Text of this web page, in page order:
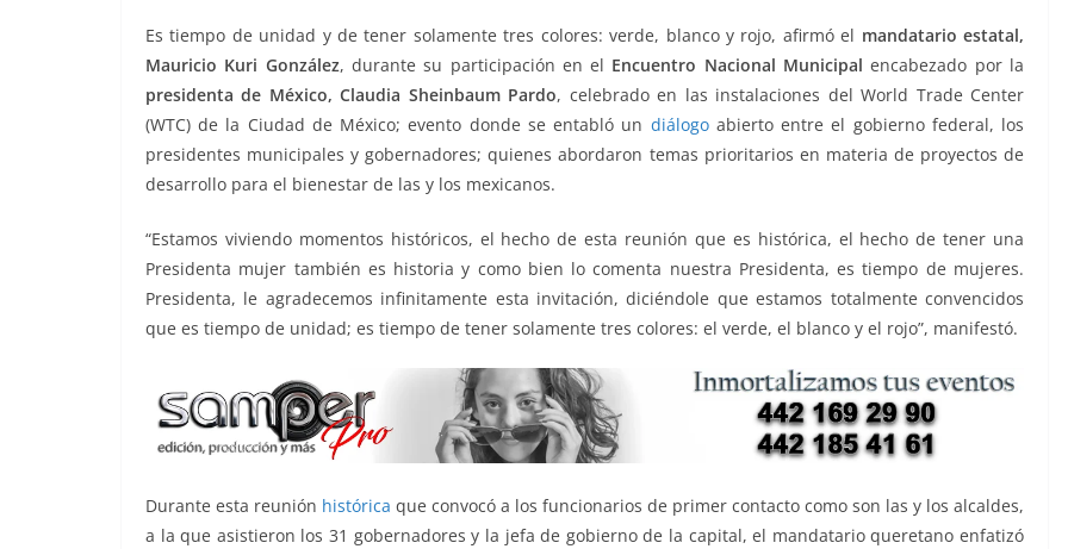
o
o
k
p
p
n
k
m
Es tiempo de unidad y de tener solamente tres colores: verde, blanco y rojo, afirmó el mandatario estatal,
Mauricio Kuri González, durante su participación en el Encuentro Nacional Municipal encabezado por la
presidenta de México, Claudia Sheinbaum Pardo, celebrado en las instalaciones del World Trade Center
(WTC) de la Ciudad de México; evento donde se entabló un diálogoabierto entre el gobierno federal, los
presidentes municipales y gobernadores; quienes abordaron temas prioritarios en materia de proyectos de
desarrollo para el bienestar de las y los mexicanos.
“Estamos viviendo momentos históricos, el hecho de esta reunión que es histórica, el hecho de tener una
Presidenta mujer también es historia y como bien lo comenta nuestra Presidenta, es tiempo de mujeres.
Presidenta, le agradecemos infinitamente esta invitación, diciéndole que estamos totalmente convencidos
que es tiempo de unidad; es tiempo de tener solamente tres colores: el verde, el blanco y el rojo”, manifestó.
Durante esta reunión histórica que convocó a los funcionarios de primer contacto como son las y los alcaldes,
a la que asistieron los 31 gobernadores y la jefa de gobierno de la capital, el mandatario queretano enfatizó